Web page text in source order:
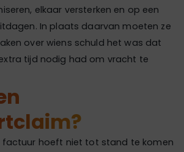
elkaar versterken en op een
In plaats daarvan moeten ze
over wiens schuld het was dat
tijd nodig had om vracht te
factuur hoeft niet tot stand te komen